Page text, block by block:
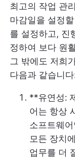
최고의 작업 관
마감일을 설정
를 설정하고, 진
정하여 보다 원
그 밖에도 저희
다음과 같습니
**유연성:
어는 항상
소프트웨
모든 장치
업무를 더